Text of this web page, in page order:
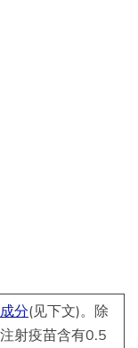
分(见下文)。除
射疫苗含有0.5